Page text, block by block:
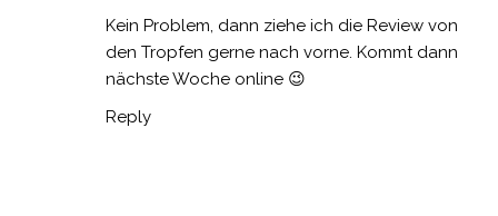
Kein Problem, dann ziehe ich die Review von
den Tropfen gerne nach vorne. Kommt dann
nächste Woche online 😉
Reply